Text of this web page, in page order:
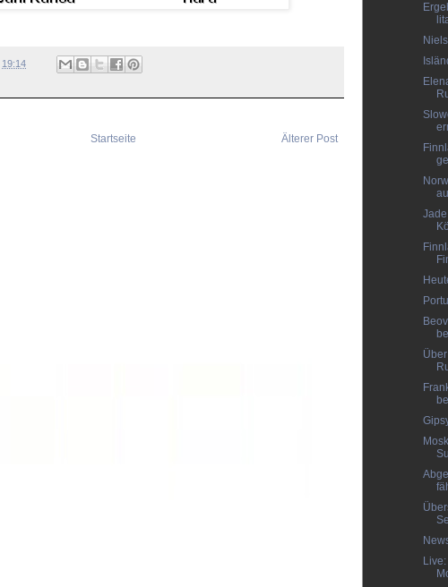
19:14
Älterer Post
Startseite